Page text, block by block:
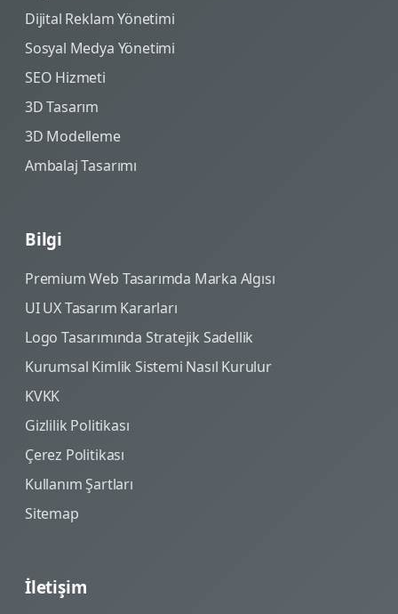
Dijital Reklam Yönetimi
Sosyal Medya Yönetimi
SEO Hizmeti
3D Tasarım
3D Modelleme
Ambalaj Tasarımı
Bilgi
Premium Web Tasarımda Marka Algısı
UI UX Tasarım Kararları
Logo Tasarımında Stratejik Sadellik
Kurumsal Kimlik Sistemi Nasıl Kurulur
KVKK
Gizlilik Politikası
Çerez Politikası
Kullanım Şartları
Sitemap
İletişim